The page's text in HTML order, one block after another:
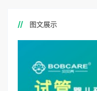
图文展示